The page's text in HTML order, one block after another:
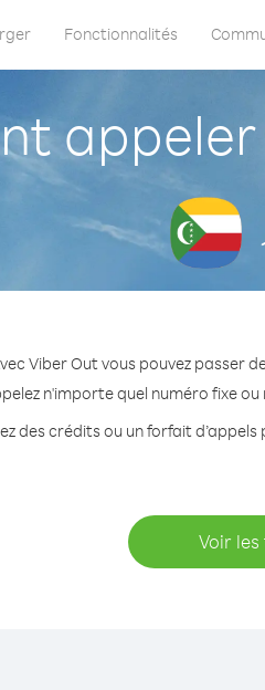
Fonctionnalités
Viber Out vous pouvez passer
n'importe quel numéro fixe ou
des crédits ou un forfait
Voir